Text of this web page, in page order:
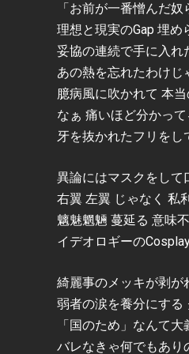
「お前が一番憎んだ
理想と現実のGap 埋
妥協の連続で手に入れ
あの熱を忘れたわけ
臆病風に吹かれて 本
なぁ 痛いほど分かっ
牙を抜かれたフリをし
異論にはマスクをして
右翼 左翼 じゃなく 私
魑魅魍魎 蔓延る 意味
イデオロギーの
綺麗事のメッキが剥が
弱者の涙を養分にする
「国のため」なんて
バレなきゃ何でもあり